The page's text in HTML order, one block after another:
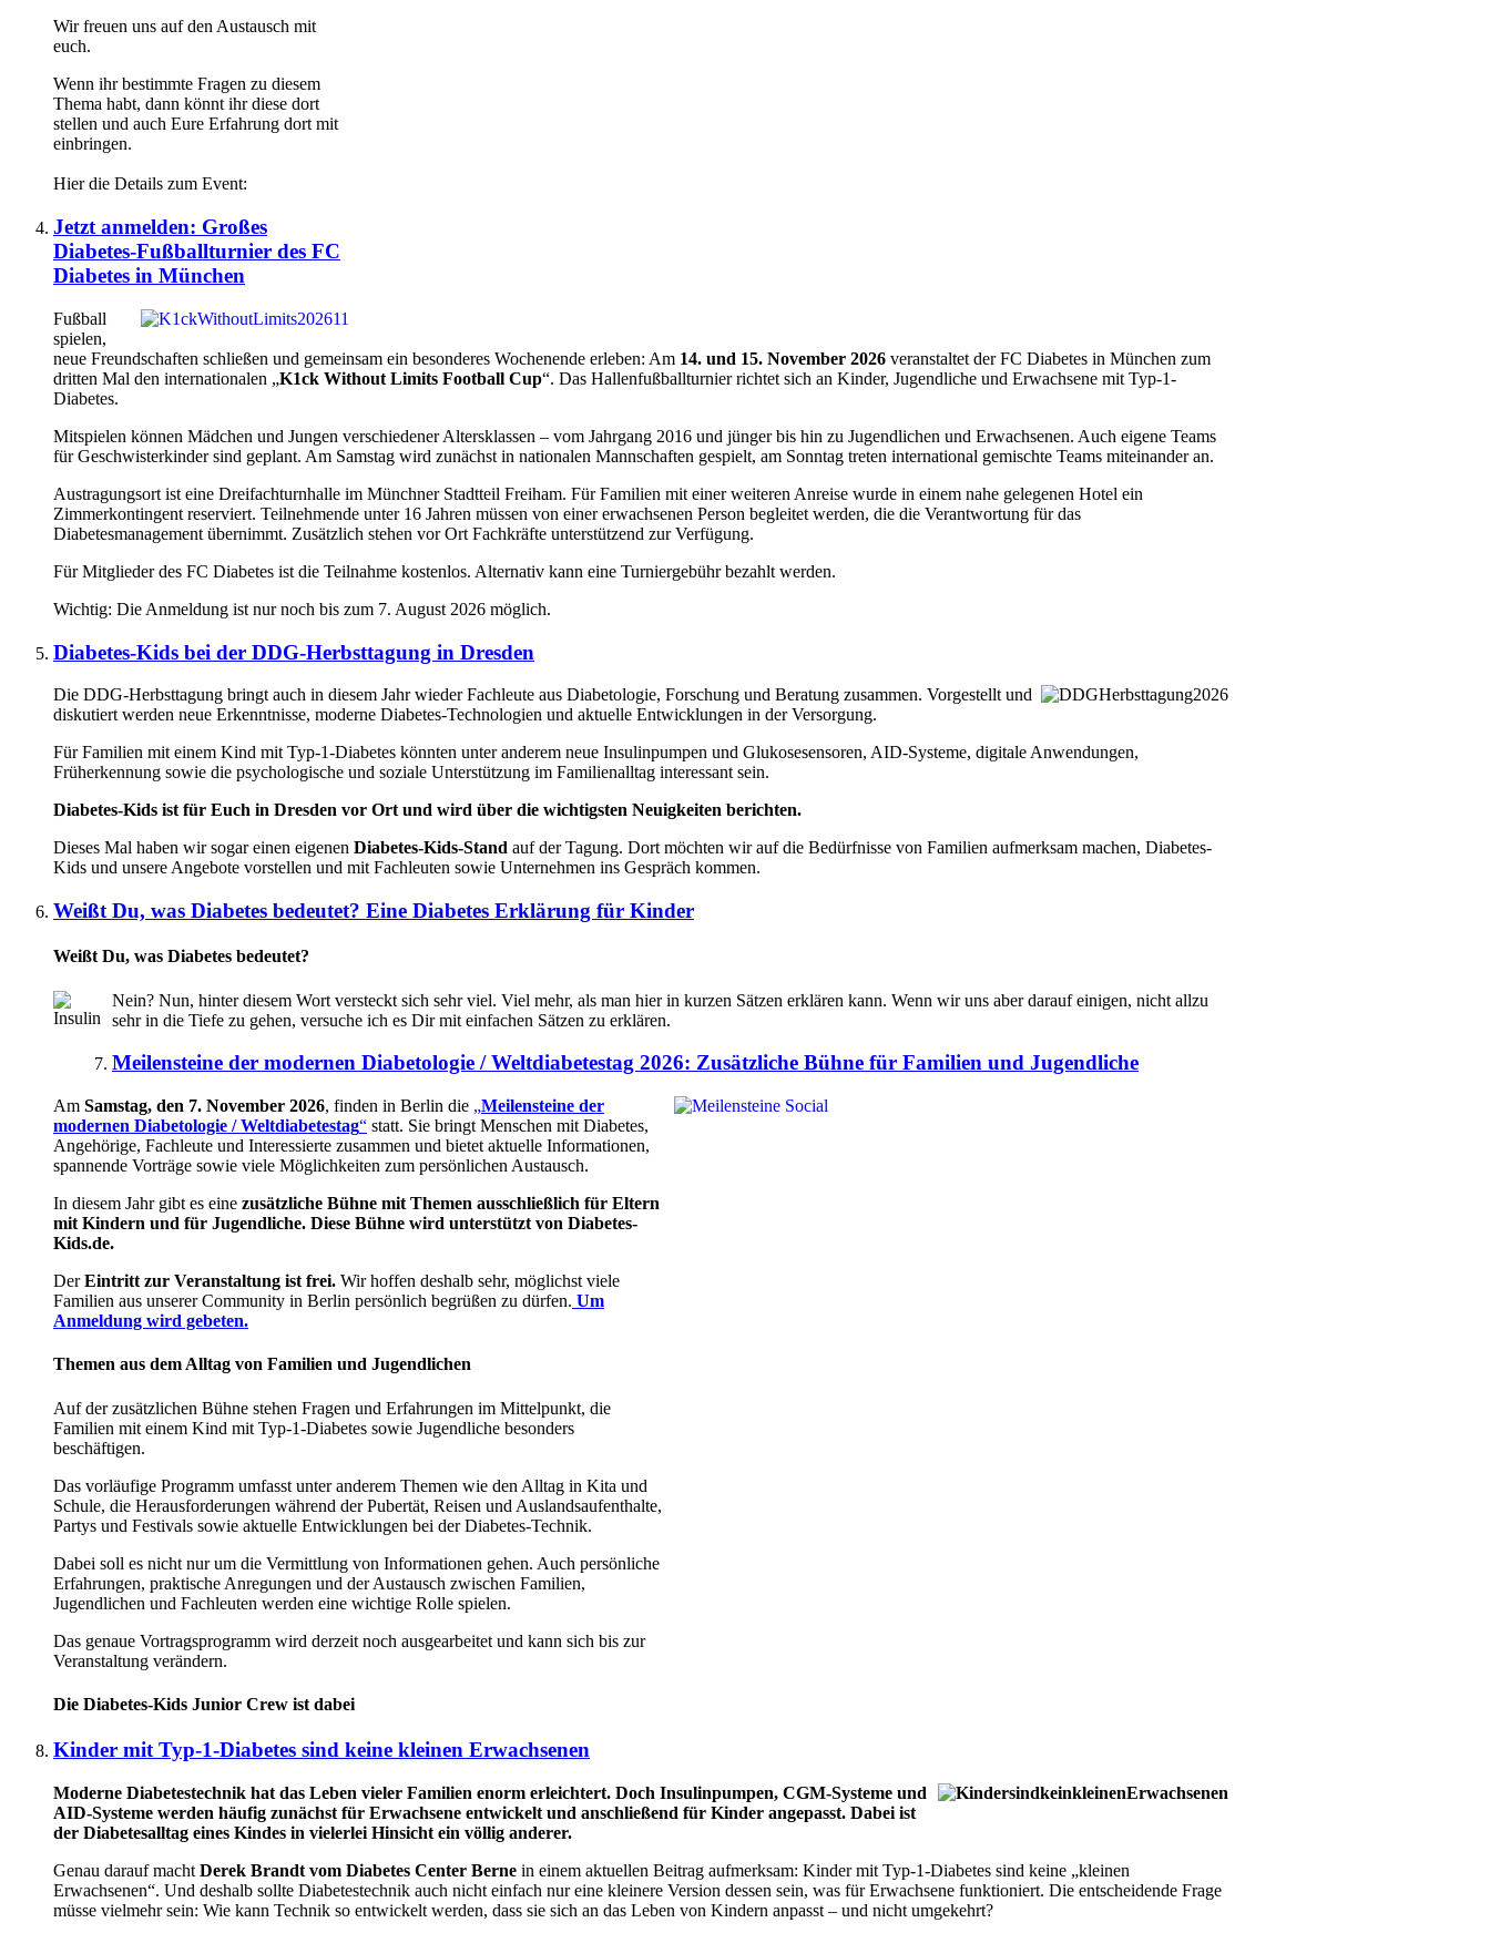
Wir freuen uns auf den Austausch mit
euch.
Wenn ihr bestimmte Fragen zu diesem
Thema habt, dann könnt ihr diese dort
stellen und auch Eure Erfahrung dort mit
einbringen.
Hier die Details zum Event:
Jetzt anmelden: Großes
Diabetes-Fußballturnier des FC
Diabetes in München
Fußball
spielen,
neue Freundschaften schließen und gemeinsam ein besonderes Wochenende erleben: Am 14. und 15. November 2026 veranstaltet der FC Diabetes in München zum
dritten Mal den internationalen „K1ck Without Limits Football Cup“. Das Hallenfußballturnier richtet sich an Kinder, Jugendliche und Erwachsene mit Typ-1-
Diabetes.
Mitspielen können Mädchen und Jungen verschiedener Altersklassen – vom Jahrgang 2016 und jünger bis hin zu Jugendlichen und Erwachsenen. Auch eigene Teams
für Geschwisterkinder sind geplant. Am Samstag wird zunächst in nationalen Mannschaften gespielt, am Sonntag treten international gemischte Teams miteinander an.
Austragungsort ist eine Dreifachturnhalle im Münchner Stadtteil Freiham. Für Familien mit einer weiteren Anreise wurde in einem nahe gelegenen Hotel ein
Zimmerkontingent reserviert. Teilnehmende unter 16 Jahren müssen von einer erwachsenen Person begleitet werden, die die Verantwortung für das
Diabetesmanagement übernimmt. Zusätzlich stehen vor Ort Fachkräfte unterstützend zur Verfügung.
Für Mitglieder des FC Diabetes ist die Teilnahme kostenlos. Alternativ kann eine Turniergebühr bezahlt werden.
Wichtig: Die Anmeldung ist nur noch bis zum 7. August 2026 möglich.
Diabetes-Kids bei der DDG-Herbsttagung in Dresden
Die DDG-Herbsttagung bringt auch in diesem Jahr wieder Fachleute aus Diabetologie, Forschung und Beratung zusammen. Vorgestellt und
diskutiert werden neue Erkenntnisse, moderne Diabetes-Technologien und aktuelle Entwicklungen in der Versorgung.
Für Familien mit einem Kind mit Typ-1-Diabetes könnten unter anderem neue Insulinpumpen und Glukosesensoren, AID-Systeme, digitale Anwendungen,
Früherkennung sowie die psychologische und soziale Unterstützung im Familienalltag interessant sein.
Diabetes-Kids ist für Euch in Dresden vor Ort und wird über die wichtigsten Neuigkeiten berichten.
Dieses Mal haben wir sogar einen eigenen Diabetes-Kids-Stand auf der Tagung. Dort möchten wir auf die Bedürfnisse von Familien aufmerksam machen, Diabetes-
Kids und unsere Angebote vorstellen und mit Fachleuten sowie Unternehmen ins Gespräch kommen.
Weißt Du, was Diabetes bedeutet? Eine Diabetes Erklärung für Kinder
Weißt Du, was Diabetes bedeutet?
Nein? Nun, hinter diesem Wort versteckt sich sehr viel. Viel mehr, als man hier in kurzen Sätzen erklären kann. Wenn wir uns aber darauf einigen, nicht allzu
sehr in die Tiefe zu gehen, versuche ich es Dir mit einfachen Sätzen zu erklären.
Meilensteine der modernen Diabetologie / Weltdiabetestag 2026: Zusätzliche Bühne für Familien und Jugendliche
Am Samstag, den 7. November 2026, finden in Berlin die „Meilensteine der
modernen Diabetologie / Weltdiabetestag“ statt. Sie bringt Menschen mit Diabetes,
Angehörige, Fachleute und Interessierte zusammen und bietet aktuelle Informationen,
spannende Vorträge sowie viele Möglichkeiten zum persönlichen Austausch.
In diesem Jahr gibt es eine zusätzliche Bühne mit Themen ausschließlich für Eltern
mit Kindern und für Jugendliche. Diese Bühne wird unterstützt von Diabetes-
Kids.de.
DerEintritt zur Veranstaltung ist frei. Wir hoffen deshalb sehr, möglichst viele
Familien aus unserer Community in Berlin persönlich begrüßen zu dürfen. Um
Anmeldung wird gebeten.
Themen aus dem Alltag von Familien und Jugendlichen
Auf der zusätzlichen Bühne stehen Fragen und Erfahrungen im Mittelpunkt, die
Familien mit einem Kind mit Typ-1-Diabetes sowie Jugendliche besonders
beschäftigen.
Das vorläufige Programm umfasst unter anderem Themen wie den Alltag in Kita und
Schule, die Herausforderungen während der Pubertät, Reisen und Auslandsaufenthalte,
Partys und Festivals sowie aktuelle Entwicklungen bei der Diabetes-Technik.
Dabei soll es nicht nur um die Vermittlung von Informationen gehen. Auch persönliche
Erfahrungen, praktische Anregungen und der Austausch zwischen Familien,
Jugendlichen und Fachleuten werden eine wichtige Rolle spielen.
Das genaue Vortragsprogramm wird derzeit noch ausgearbeitet und kann sich bis zur
Veranstaltung verändern.
Die Diabetes-Kids Junior Crew ist dabei
Kinder mit Typ-1-Diabetes sind keine kleinen Erwachsenen
Moderne Diabetestechnik hat das Leben vieler Familien enorm erleichtert. Doch Insulinpumpen, CGM-Systeme und
AID-Systeme werden häufig zunächst für Erwachsene entwickelt und anschließend für Kinder angepasst. Dabei ist
der Diabetesalltag eines Kindes in vielerlei Hinsicht ein völlig anderer.
Genau darauf macht Derek Brandt vom Diabetes Center Berne in einem aktuellen Beitrag aufmerksam: Kinder mit Typ-1-Diabetes sind keine „kleinen
Erwachsenen“. Und deshalb sollte Diabetestechnik auch nicht einfach nur eine kleinere Version dessen sein, was für Erwachsene funktioniert. Die entscheidende Frage
müsse vielmehr sein: Wie kann Technik so entwickelt werden, dass sie sich an das Leben von Kindern anpasst – und nicht umgekehrt?